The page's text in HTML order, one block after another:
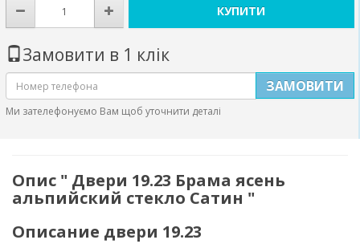
КУПИТИ
Замовити в 1 клік
ЗАМОВИТИ
Ми зателефонуємо Вам щоб уточнити деталі
Опис " Двери 19.23 Брама ясень
альпийский стекло Сатин "
Описание двери 19.23